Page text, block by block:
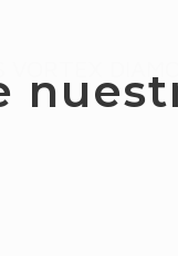
VORTEX